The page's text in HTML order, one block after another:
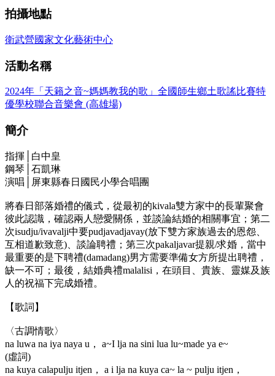
拍攝地點
衛武營國家文化藝術中心
活動名稱
2024年「天籟之音~媽媽教我的歌」全國師生鄉土歌謠比賽特
優學校聯合音樂會 (高雄場)
簡介
指揮│白中皇
鋼琴│石凱琳
演唱│屏東縣春日國民小學合唱團
將春日部落婚禮的儀式，從最初的kivala雙方家中的長輩聚會
彼此認識，確認兩人戀愛關係，並談論結婚的相關事宜；第二
次isudju/ivavalji中要pudjavadjavay(放下雙方家族過去的恩怨、
互相道歉致意)、談論聘禮；第三次pakaljavar提親/求婚，當中
最重要的是下聘禮(damadang)男方需要準備女方所提出聘禮，
缺一不可；最後，結婚典禮malalisi，在頭目、貴族、靈媒及族
人的祝福下完成婚禮。
【歌詞】
〈古調情歌〉
na luwa na iya naya u， a~I lja na sini lua lu~made ya e~
(虛詞)
na kuya calapulju itjen， a i lja na kuya ca~ la ~ pulju itjen，